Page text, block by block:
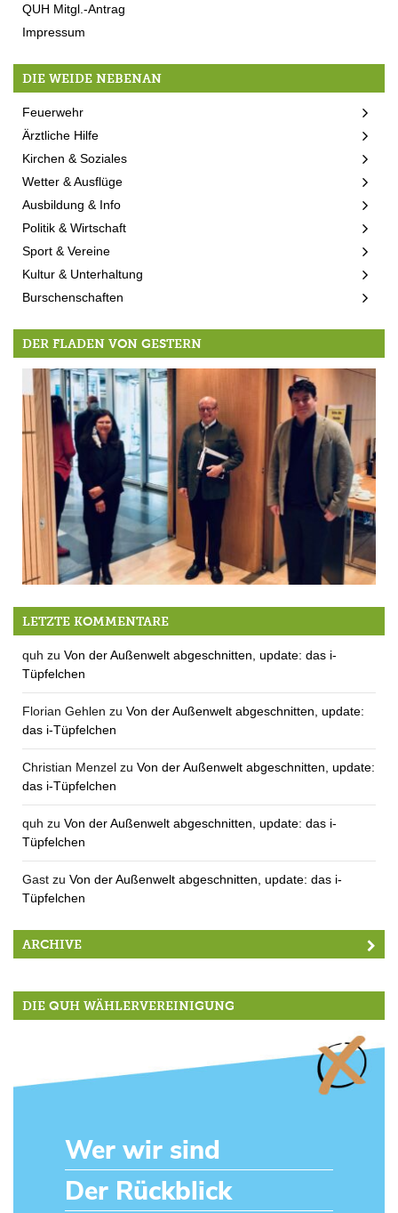
QUH Mitgl.-Antrag
Impressum
DIE WEIDE NEBENAN
Feuerwehr
Ärztliche Hilfe
Kirchen & Soziales
Wetter & Ausflüge
Ausbildung & Info
Politik & Wirtschaft
Sport & Vereine
Kultur & Unterhaltung
Burschenschaften
DER FLADEN VON GESTERN
Die Grünen scheitern im Kreistag gleich dreifach
LETZTE KOMMENTARE
quh zu Von der Außenwelt abgeschnitten, update: das i-
Tüpfelchen
Florian Gehlen zu Von der Außenwelt abgeschnitten, update:
das i-Tüpfelchen
Christian Menzel zu Von der Außenwelt abgeschnitten, update:
das i-Tüpfelchen
quh zu Von der Außenwelt abgeschnitten, update: das i-
Tüpfelchen
Gast zu Von der Außenwelt abgeschnitten, update: das i-
Tüpfelchen
ARCHIVE
DIE QUH WÄHLERVEREINIGUNG
Wer wir sind
Der Rückblick